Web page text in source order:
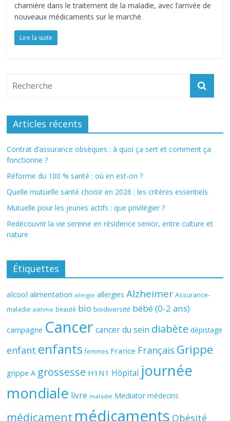
charnière dans le traitement de la maladie, avec l’arrivée de
nouveaux médicaments sur le marché.
Lire la suite
Articles récents
Contrat d’assurance obsèques : à quoi ça sert et comment ça
fonctionne ?
Réforme du 100 % santé : où en est-on ?
Quelle mutuelle santé choisir en 2026 : les critères essentiels
Mutuelle pour les jeunes actifs : que privilégier ?
Redécouvrir la vie sereine en résidence senior, entre culture et
nature
Étiquettes
alcool alimentation allergie allergies Alzheimer Assurance-
maladie asthme beauté bio biodiversité bébé (0-2 ans)
campagne Cancer cancer du sein diabète dépistage
enfant enfants femmes France Français Grippe
grippe A grossesse H1N1 Hôpital journée
mondiale livre maladie Mediator médecins
médicament médicaments Obésité